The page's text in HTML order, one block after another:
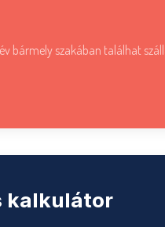
bármely szakában találhat
kalkulátor